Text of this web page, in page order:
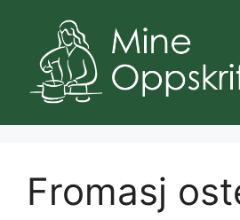
innhold
Fromasj